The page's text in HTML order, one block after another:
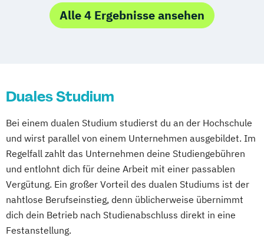
Alle 4 Ergebnisse ansehen
Duales Studium
Bei einem dualen Studium studierst du an der Hochschule
und wirst parallel von einem Unternehmen ausgebildet. Im
Regelfall zahlt das Unternehmen deine Studiengebühren
und entlohnt dich für deine Arbeit mit einer passablen
Vergütung. Ein großer Vorteil des dualen Studiums ist der
nahtlose Berufseinstieg, denn üblicherweise übernimmt
dich dein Betrieb nach Studienabschluss direkt in eine
Festanstellung.